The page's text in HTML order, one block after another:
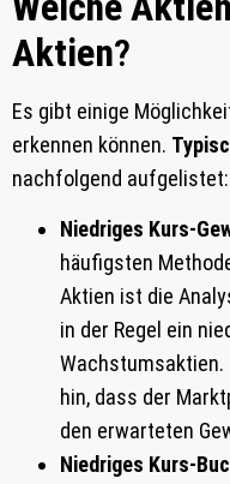
Aktien?
Es gibt einige
erkennen können.
nachfolgend aufgelistet:
Niedriges Kurs-
häufigsten
Aktien ist die
in der Regel ein
Wachstumsaktien.
hin, dass der
den erwarteten
Niedriges Kurs-